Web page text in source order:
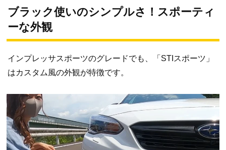
ブラック使いのシンプルさ！スポーティ
ーな外観
インプレッサスポーツのグレードでも、「STIスポーツ」
はカスタム風の外観が特徴です。